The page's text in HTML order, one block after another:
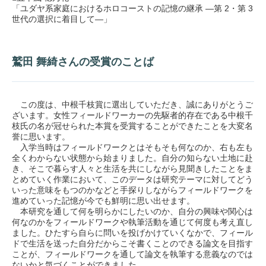
「ユダヤ系家庭におけるホロコーストの記憶の継承 —第 2・第 3
世代の選択に着目して—」
鷲田 舞綺さんの受賞のことば
この度は、中根千枝賞に選出していただき、誠にありがとうご
ざいます。女性フィールドワーカーの先駆者的存在である中根千
枝氏の名が冠せられた本賞を受賞することができたことを大変名
誉に思います。
入学当時はフィールドワークとはそもそも何なのか、右も左も
全くわからない状態から始まりました。自分の知らない土地に赴
き、そこで暮らす人々と生活を共にしながら見聞きしたことをま
とめていく作業において、このデータは研究テーマに対してどう
いった意味をもつのかなどと手探りしながらフィールドワークを
進めていった記憶が今でも鮮明に思い出せます。
本研究を通して何を明らかにしたいのか、自分の興味や関心は
何なのかをフィールドワークや執筆活動を通じて何度も考え直し
ました。ひたすら自らに問いを投げかけていくなかで、フィール
ドで生活を送った自分だからこそ書くことのできる論文を目指す
ことが、フィールドワークを通して論文を執筆する意義なのでは